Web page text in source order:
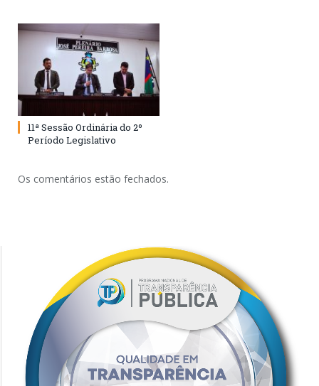
11ª Sessão Ordinária do 2º
Período Legislativo
Os comentários estão fechados.